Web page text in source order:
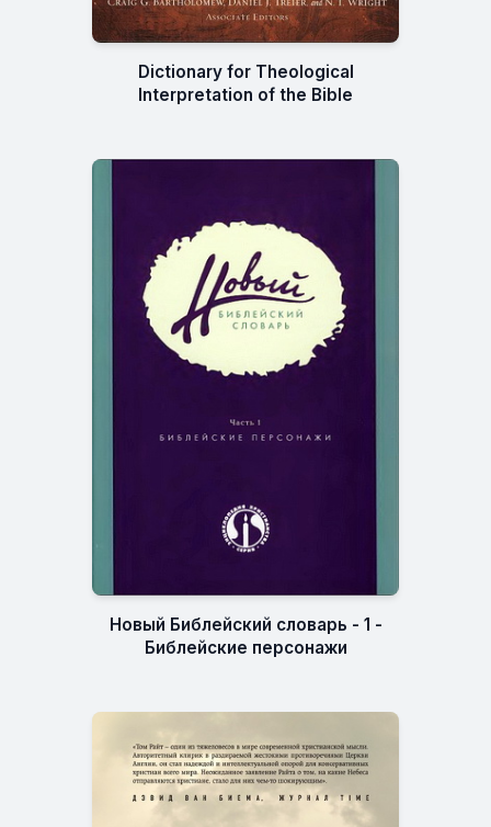
Dictionary for Theological
Interpretation of the Bible
Новый Библейский словарь - 1 -
Библейские персонажи